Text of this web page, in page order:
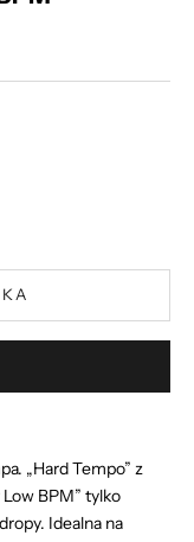
„Hard Tempo” z
BPM” tylko
Idealna na